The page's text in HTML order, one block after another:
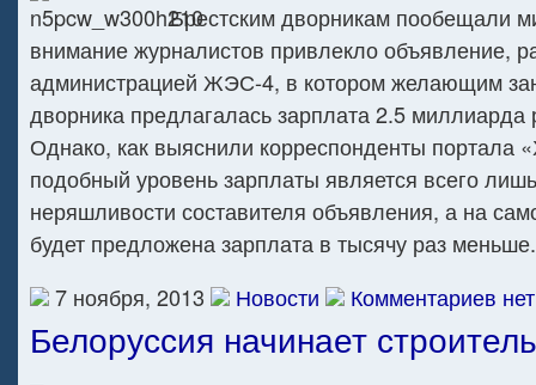
Брестским дворникам пообещали
внимание журналистов привлекло объявление,
администрацией ЖЭС-4, в котором желающим
дворника предлагалась зарплата 2.5
Однако, как выяснили корреспонденты портала
подобный уровень зарплаты является всего
неряшливости составителя объявления, а на
будет предложена зарплата в тысячу раз
7 ноября, 2013
Новости Комментариев
Белоруссия начинает